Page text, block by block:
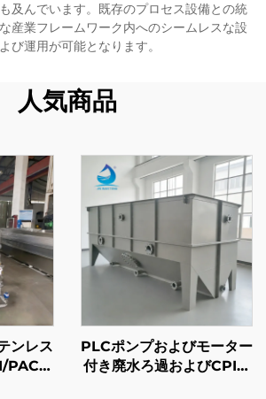
及んでいます。既存のプロセス設備との統
産業フレームワーク内へのシームレスな設
び運用が可能となります。
人気商品
ンレス
PAC凝
PLCポンプおよびモーター
付き廃水ろ過およびCPI油